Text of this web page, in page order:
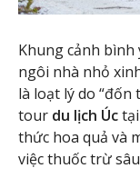
Khung cảnh
ngôi nhà nhỏ
là loạt lý do “đốn
tour du lịch Úc
thức hoa quả và
việc thuốc trừ